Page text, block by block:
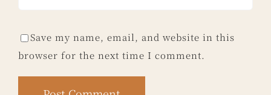
Save my name, email, and website in this
browser for the next time I comment.